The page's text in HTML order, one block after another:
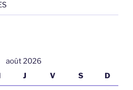
août 2026
J V S D